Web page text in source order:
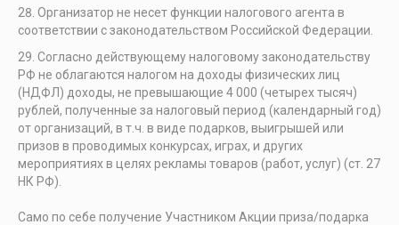
Организатор не несет функции налогового агента в
соответствии с законодательством Российской Федерации.
Согласно действующему налоговому законодательству
РФ не облагаются налогом на доходы физических лиц
(НДФЛ) доходы, не превышающие 4 000 (четырех тысяч)
рублей, полученные за налоговый период (календарный год)
от организаций, в т.ч. в виде подарков, выигрышей или
призов в проводимых конкурсах, играх, и других
мероприятиях в целях рекламы товаров (работ, услуг) (ст. 27
НК РФ).
Само по себе получение Участником Акции приза/подарка